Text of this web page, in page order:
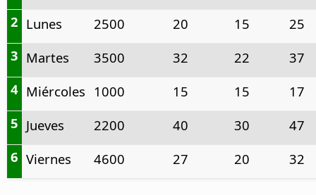
2 Lunes 2500 20 15
25
3 Martes 3500 32 22
37
4 Miércoles 1000 15 15
17
5 Jueves 2200 40 30
47
6 Viernes 4600 27 20 32